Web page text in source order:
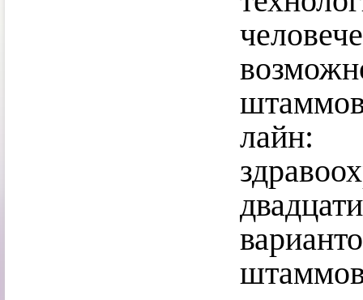
лайн: